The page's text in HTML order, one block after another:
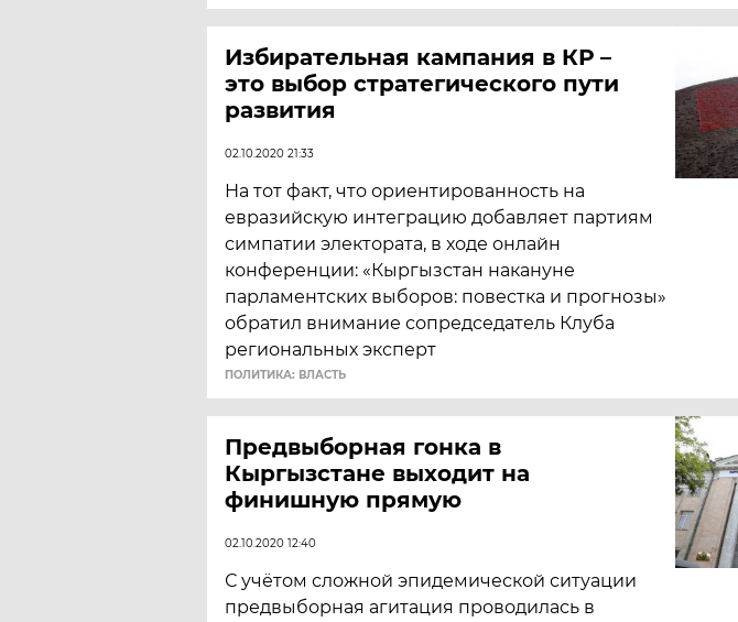
Избирательная кампания в КР –
это выбор стратегического пути
развития
02.10.2020 21:33
На тот факт, что ориентированность на
евразийскую интеграцию добавляет партиям
симпатии электората, в ходе онлайн
конференции: «Кыргызстан накануне
парламентских выборов: повестка и прогнозы»
обратил внимание сопредседатель Клуба
региональных эксперт
ПОЛИТИКА: ВЛАСТЬ
Предвыборная гонка в
Кыргызстане выходит на
финишную прямую
02.10.2020 12:40
С учётом сложной эпидемической ситуации
предвыборная агитация проводилась в